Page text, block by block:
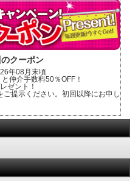
クーポン
年08月末頃
仲介手数料50％OFF！
ゼント！
提示ください。初回以降にお申し